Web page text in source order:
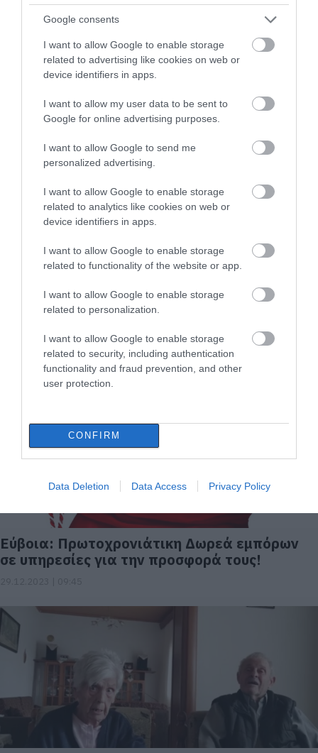
Google consents
I want to allow Google to enable storage
related to advertising like cookies on web or
device identifiers in apps.
I want to allow my user data to be sent to
Google for online advertising purposes.
I want to allow Google to send me
personalized advertising.
I want to allow Google to enable storage
related to analytics like cookies on web or
device identifiers in apps.
I want to allow Google to enable storage
related to functionality of the website or app.
I want to allow Google to enable storage
related to personalization.
I want to allow Google to enable storage
related to security, including authentication
functionality and fraud prevention, and other
user protection.
CONFIRM
Data Deletion Data Access Privacy Policy
κατηχητικού στην Εύβοια – Τι λέει ο ιερέας
25.02.2024 | 22:20
Εύβοια: Που και πότε θα γίνει ημερίδα για
των οστών
Εύβοια: Πρωτοχρονιάτικη Δωρεά εμπόρων
σε υπηρεσίες για την προσφορά τους!